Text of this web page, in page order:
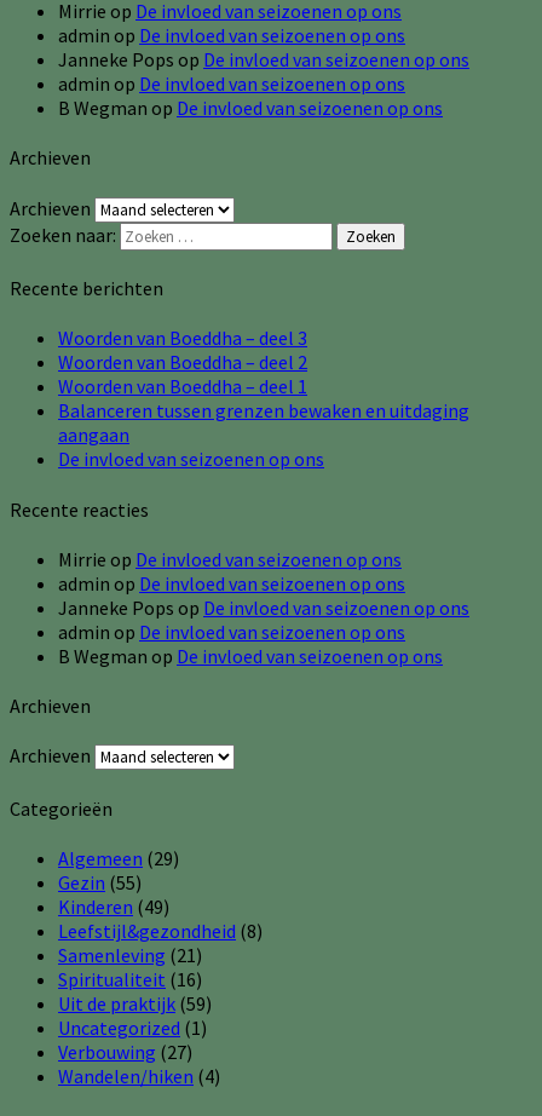
Mirrie op De invloed van seizoenen op ons
admin op De invloed van seizoenen op ons
Janneke Pops op De invloed van seizoenen op ons
admin op De invloed van seizoenen op ons
B Wegman op De invloed van seizoenen op ons
Archieven
Archieven
Zoeken naar:
Zoeken
Recente berichten
Woorden van Boeddha – deel 3
Woorden van Boeddha – deel 2
Woorden van Boeddha – deel 1
Balanceren tussen grenzen bewaken en uitdaging
aangaan
De invloed van seizoenen op ons
Recente reacties
Mirrie op De invloed van seizoenen op ons
admin op De invloed van seizoenen op ons
Janneke Pops op De invloed van seizoenen op ons
admin op De invloed van seizoenen op ons
B Wegman op De invloed van seizoenen op ons
Archieven
Archieven
Categorieën
Algemeen (29)
Gezin (55)
Kinderen (49)
Leefstijl&gezondheid (8)
Samenleving (21)
Spiritualiteit (16)
Uit de praktijk (59)
Uncategorized (1)
Verbouwing (27)
Wandelen/hiken (4)